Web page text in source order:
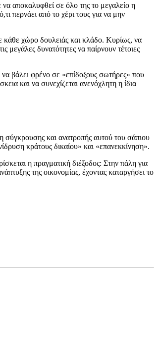
αποκαλυφθεί σε όλο της το μεγαλείο η
περνάει από το χέρι τους για να μην
κάθε χώρο δουλειάς και κλάδο. Κυρίως, να
δυνατότητες να παίρνουν τέτοιες
να βάλει φρένο σε «επίδοξους σωτήρες» που
και να συνεχίζεται ανενόχλητη η ίδια
σύγκρουσης και ανατροπής αυτού του σάπιου
κράτους δικαίου» και «επανεκκίνηση».
η πραγματική διέξοδος: Στην πάλη για
της οικονομίας, έχοντας καταργήσει το